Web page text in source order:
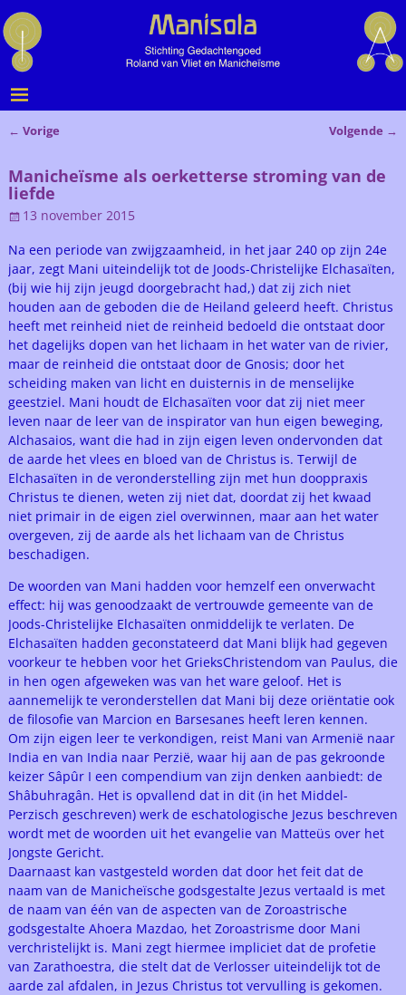
← Vorige Volgende →
Manicheïsme als oerketterse stroming van de
liefde
13 november 2015
Na een periode van zwijgzaamheid, in het jaar 240 op zijn 24e
jaar, zegt Mani uiteindelijk tot de Joods-Christelijke Elchasaïten,
(bij wie hij zijn jeugd doorgebracht had,) dat zij zich niet
houden aan de geboden die de Heiland geleerd heeft. Christus
heeft met reinheid niet de reinheid bedoeld die ontstaat door
het dagelijks dopen van het lichaam in het water van de rivier,
maar de reinheid die ontstaat door de Gnosis; door het
scheiding maken van licht en duisternis in de menselijke
geestziel. Mani houdt de Elchasaïten voor dat zij niet meer
leven naar de leer van de inspirator van hun eigen beweging,
Alchasaios, want die had in zijn eigen leven ondervonden dat
de aarde het vlees en bloed van de Christus is. Terwijl de
Elchasaïten in de veronderstelling zijn met hun dooppraxis
Christus te dienen, weten zij niet dat, doordat zij het kwaad
niet primair in de eigen ziel overwinnen, maar aan het water
overgeven, zij de aarde als het lichaam van de Christus
beschadigen.
De woorden van Mani hadden voor hemzelf een onverwacht
effect: hij was genoodzaakt de vertrouwde gemeente van de
Joods-Christelijke Elchasaïten onmiddelijk te verlaten. De
Elchasaïten hadden geconstateerd dat Mani blijk had gegeven
voorkeur te hebben voor het GrieksChristendom van Paulus, die
in hen ogen afgeweken was van het ware geloof. Het is
aannemelijk te veronderstellen dat Mani bij deze oriëntatie ook
de filosofie van Marcion en Barsesanes heeft leren kennen.
Om zijn eigen leer te verkondigen, reist Mani van Armenië naar
India en van India naar Perzië, waar hij aan de pas gekroonde
keizer Sâpûr I een compendium van zijn denken aanbiedt: de
Shâbuhragân. Het is opvallend dat in dit (in het Middel-
Perzisch geschreven) werk de eschatologische Jezus beschreven
wordt met de woorden uit het evangelie van Matteüs over het
Jongste Gericht.
Daarnaast kan vastgesteld worden dat door het feit dat de
naam van de Manicheïsche godsgestalte Jezus vertaald is met
de naam van één van de aspecten van de Zoroastrische
godsgestalte Ahoera Mazdao, het Zoroastrisme door Mani
verchristelijkt is. Mani zegt hiermee impliciet dat de profetie
van Zarathoestra, die stelt dat de Verlosser uiteindelijk tot de
aarde zal afdalen, in Jezus Christus tot vervulling is gekomen.